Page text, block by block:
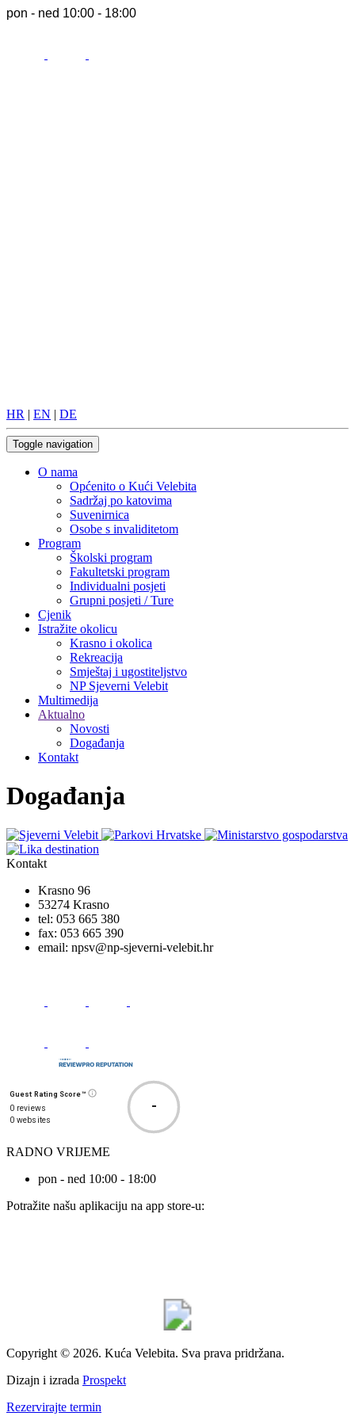
pon - ned 10:00 - 18:00
HR | EN | DE
Toggle navigation
O nama
Općenito o Kući Velebita
Sadržaj po katovima
Suvenirnica
Osobe s invaliditetom
Program
Školski program
Fakultetski program
Individualni posjeti
Grupni posjeti / Ture
Cjenik
Istražite okolicu
Krasno i okolica
Rekreacija
Smještaj i ugostiteljstvo
NP Sjeverni Velebit
Multimedija
Aktualno
Novosti
Događanja
Kontakt
Događanja
Kontakt
Krasno 96
53274 Krasno
tel: 053 665 380
fax: 053 665 390
email: npsv@np-sjeverni-velebit.hr
Guest Rating Score™
0 reviews
0 websites
-
RADNO VRIJEME
pon - ned 10:00 - 18:00
Potražite našu aplikaciju na app store-u:
Copyright © 2026. Kuća Velebita. Sva prava pridržana.
Dizajn i izrada Prospekt
Rezervirajte termin